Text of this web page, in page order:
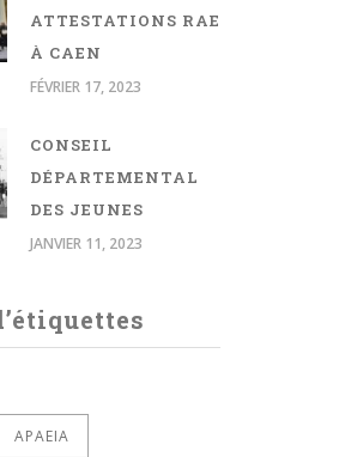
ATTESTATIONS RAE
À CAEN
FÉVRIER 17, 2023
CONSEIL
DÉPARTEMENTAL
DES JEUNES
JANVIER 11, 2023
APAEIA